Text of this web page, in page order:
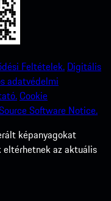
Feltételek. Digitális
adatvédelmi
Cookie
Software Notice.
képanyagokat
az aktuális